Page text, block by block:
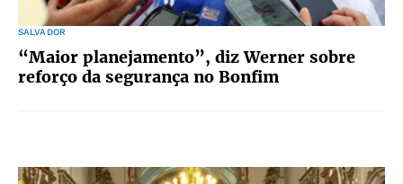
SALVADOR
“Maior planejamento”, diz Werner sobre
reforço da segurança no Bonfim